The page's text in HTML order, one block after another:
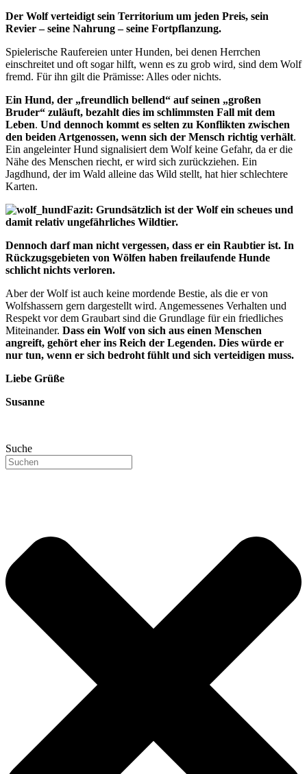
Der Wolf verteidigt sein Territorium um jeden Preis, sein
Revier – seine Nahrung – seine Fortpflanzung.
Spielerische Raufereien unter Hunden, bei denen Herrchen
einschreitet und oft sogar hilft, wenn es zu grob wird, sind dem Wolf
fremd. Für ihn gilt die Prämisse: Alles oder nichts.
Ein Hund, der „freundlich bellend“ auf seinen „großen
Bruder“ zuläuft, bezahlt dies im schlimmsten Fall mit dem
Leben. Und dennoch kommt es selten zu Konflikten zwischen
den beiden Artgenossen, wenn sich der Mensch richtig verhält.
Ein angeleinter Hund signalisiert dem Wolf keine Gefahr, da er die
Nähe des Menschen riecht, er wird sich zurückziehen. Ein
Jagdhund, der im Wald alleine das Wild stellt, hat hier schlechtere
Karten.
Fazit: Grundsätzlich ist der Wolf ein scheues und
damit relativ ungefährliches Wildtier.
Dennoch darf man nicht vergessen, dass er ein Raubtier ist. In
Rückzugsgebieten von Wölfen haben freilaufende Hunde
schlicht nichts verloren.
Aber der Wolf ist auch keine mordende Bestie, als die er von
Wolfshassern gern dargestellt wird. Angemessenes Verhalten und
Respekt vor dem Graubart sind die Grundlage für ein friedliches
Miteinander. Dass ein Wolf von sich aus einen Menschen
angreift, gehört eher ins Reich der Legenden. Dies würde er
nur tun, wenn er sich bedroht fühlt und sich verteidigen muss.
Liebe Grüße
Susanne
Suche